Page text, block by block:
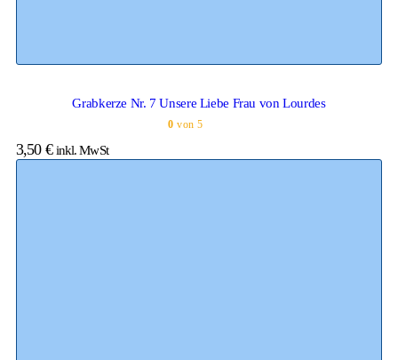
Grabkerze Nr. 7 Unsere Liebe Frau von Lourdes
0 von 5
3,50 € inkl. MwSt